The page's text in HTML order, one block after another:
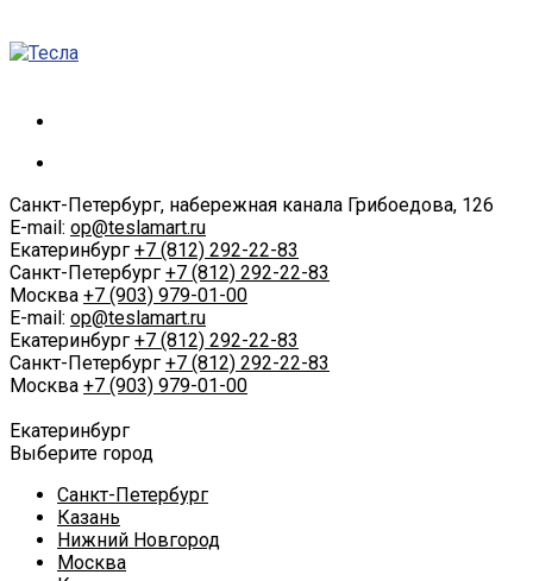
Санкт-Петербург, набережная канала Грибоедова, 126
E-mail: op@teslamart.ru
Екатеринбург +7 (812) 292-22-83
Санкт-Петербург +7 (812) 292-22-83
Москва +7 (903) 979-01-00
E-mail: op@teslamart.ru
Екатеринбург +7 (812) 292-22-83
Санкт-Петербург +7 (812) 292-22-83
Москва +7 (903) 979-01-00
Екатеринбург
Выберите город
Санкт-Петербург
Казань
Нижний Новгород
Москва